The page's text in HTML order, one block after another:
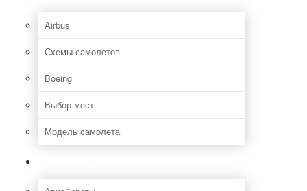
Airbus
Схемы самолетов
Boeing
Выбор мест
Модель самолета